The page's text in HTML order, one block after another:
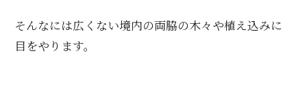
そんなには広くない境内の両脇の木々や植え込みに
目をやります。